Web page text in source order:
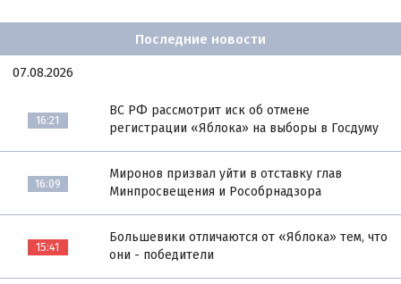
Последние новости
07.08.2026
16:21
ВС РФ рассмотрит иск об отмене
регистрации «Яблока» на выборы в Госдуму
16:09
Миронов призвал уйти в отставку глав
Минпросвещения и Рособрнадзора
15:41
Большевики отличаются от «Яблока» тем, что
они - победители